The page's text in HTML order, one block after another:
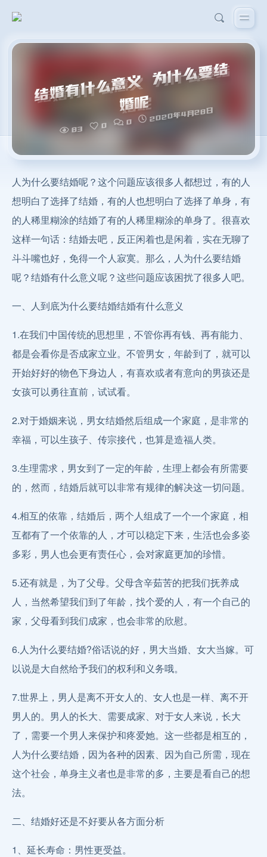
结
婚
有
什
么
意
义
为
什
么
要
结
婚
呢
83 0 0 2020年4月28日
人为什么要结婚呢？这个问题应该很多人都想过，有的人
想明白了选择了结婚，有的人也想明白了选择了单身，有
的人稀里糊涂的结婚了有的人稀里糊涂的单身了。很喜欢
这样一句话：结婚去吧，反正闲着也是闲着，实在无聊了
斗斗嘴也好，免得一个人寂寞。那么，人为什么要结婚
呢？结婚有什么意义呢？这些问题应该困扰了很多人吧。
一、人到底为什么要结婚结婚有什么意义
1.在我们中国传统的思想里，不管你再有钱、再有能力、
都是会看你是否成家立业。不管男女，年龄到了，就可以
开始好好的物色下身边人，有喜欢或者有意向的男孩还是
女孩可以勇往直前，试试看。
2.对于婚姻来说，男女结婚然后组成一个家庭，是非常的
幸福，可以生孩子、传宗接代，也算是造福人类。
3.生理需求，男女到了一定的年龄，生理上都会有所需要
的，然而，结婚后就可以非常有规律的解决这一切问题。
4.相互的依靠，结婚后，两个人组成了一个一个家庭，相
互都有了一个依靠的人，才可以稳定下来，生活也会多姿
多彩，男人也会更有责任心，会对家庭更加的珍惜。
5.还有就是，为了父母。父母含辛茹苦的把我们抚养成
人，当然希望我们到了年龄，找个爱的人，有一个自己的
家，父母看到我们成家，也会非常的欣慰。
6.人为什么要结婚?俗话说的好，男大当婚、女大当嫁。可
以说是大自然给予我们的权利和义务哦。
7.世界上，男人是离不开女人的、女人也是一样、离不开
男人的。男人的长大、需要成家、对于女人来说，长大
了，需要一个男人来保护和疼爱她。这一些都是相互的，
人为什么要结婚，因为各种的因素、因为自己所需，现在
这个社会，单身主义者也是非常的多，主要是看自己的想
法。
二、结婚好还是不好要从各方面分析
1、延长寿命：男性更受益。